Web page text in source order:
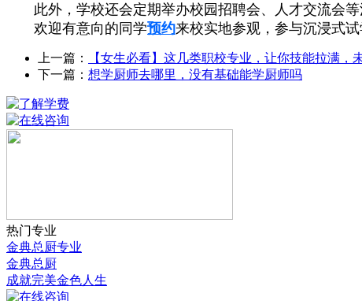
此外，学校还会定期举办校园招聘会、人才交流会
欢迎有意向的同学预约来校实地参观，参与沉浸式
上一篇：
【女生必看】这几类职校专业，让你技能拉满，
下一篇： 想学厨师去哪里，没有基础能学厨师吗
热门专业
金典总厨专业
金典总厨
成就完美金色人生